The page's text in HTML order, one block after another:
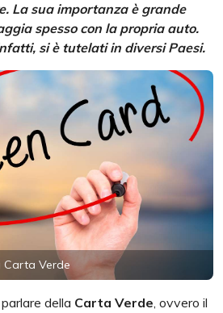
La sua importanza è grande
spesso con la propria auto.
si è tutelati in diversi Paesi.
Carta Verde
della Carta Verde, ovvero il